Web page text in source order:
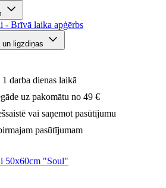
- Brīvā laika apģērbs
ligzdiņas
darba dienas laikā
uz pakomātu no 49 €
vai saņemot pasūtījumu
pasūtījumam
50x60cm "Soul"